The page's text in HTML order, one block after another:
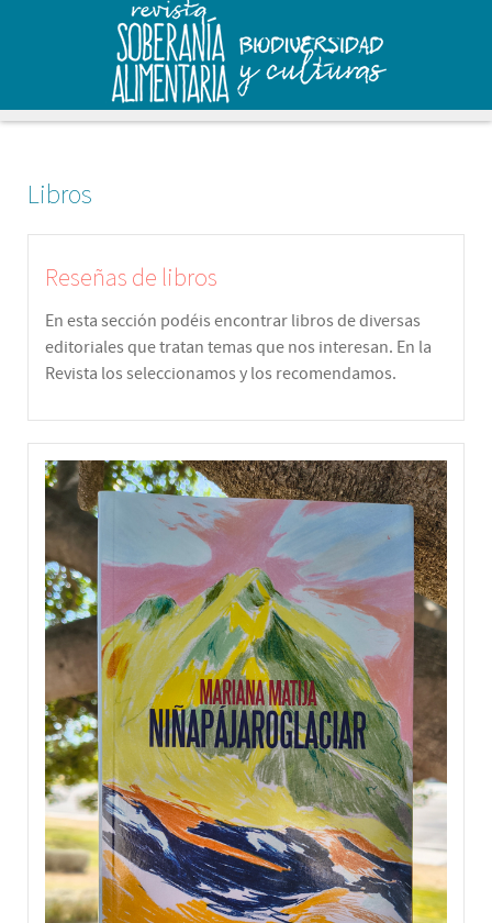
Libros
Reseñas de libros
En esta sección podéis encontrar libros de diversas
editoriales que tratan temas que nos interesan. En la
Revista los seleccionamos y los recomendamos.